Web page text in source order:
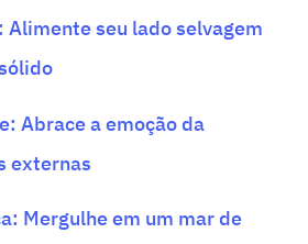
Alimente seu lado selvagem
Abrace a emoção da
externas
Mergulhe em um mar de